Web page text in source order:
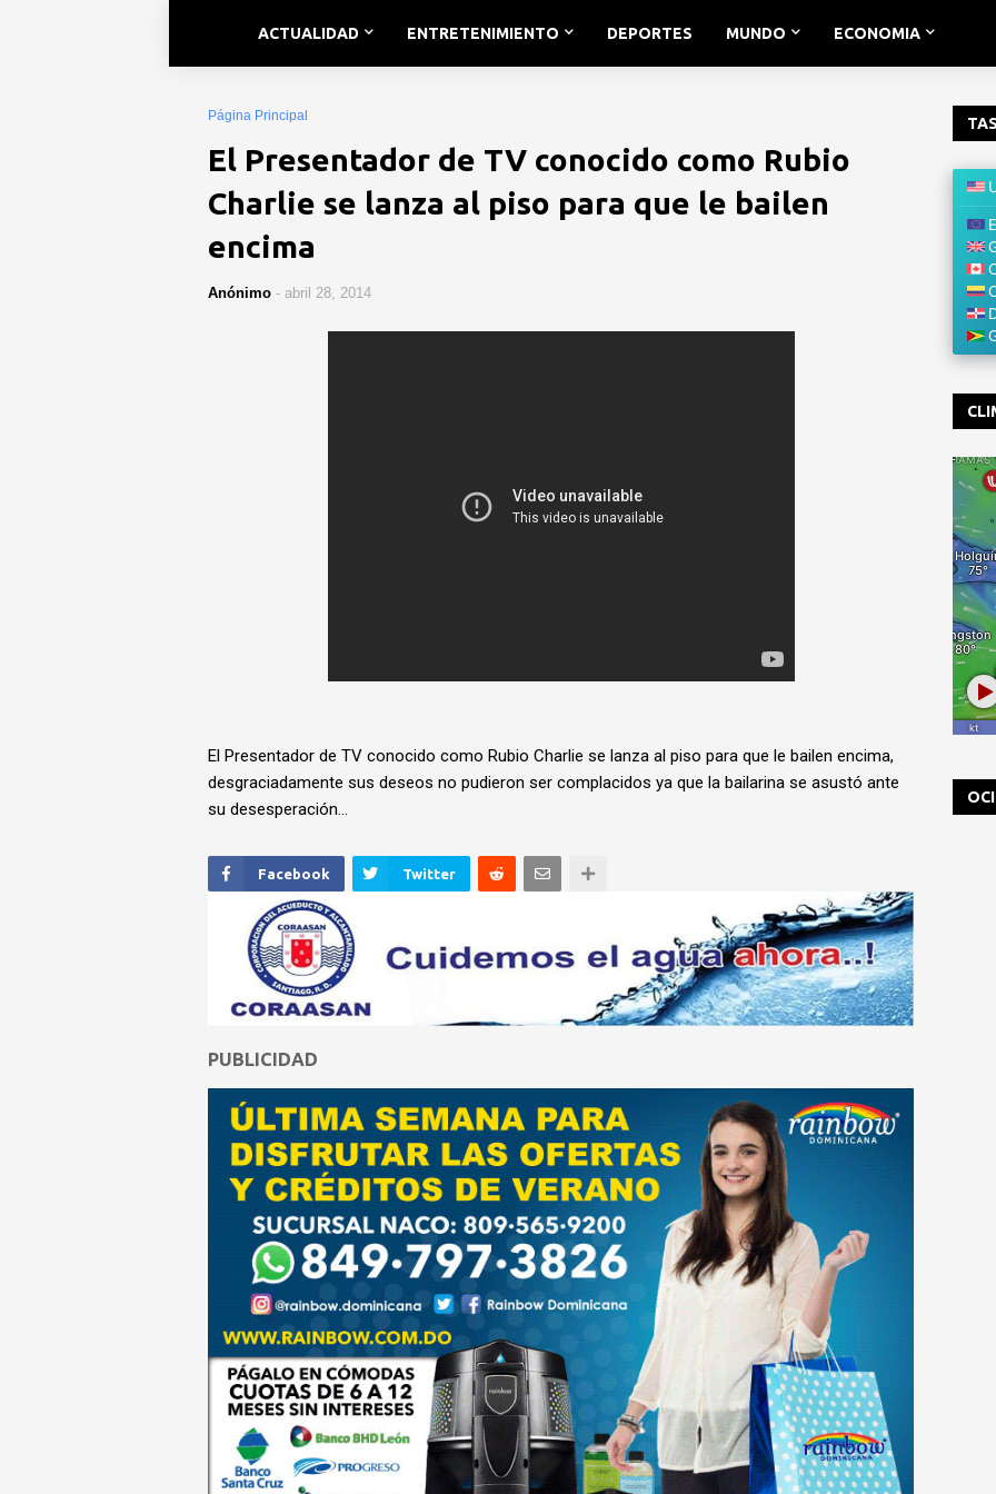
ACTUALIDAD ENTRETENIMIENTO DEPORTES MUNDO ECONOMIA
Página Principal
El Presentador de TV conocido como Rubio
Charlie se lanza al piso para que le bailen
encima
Anónimo - abril 28, 2014
El Presentador de TV conocido como Rubio Charlie se lanza al piso para que le bailen encima,
desgraciadamente sus deseos no pudieron ser complacidos ya que la bailarina se asustó ante
su desesperación…
Facebook Twitter
PUBLICIDAD